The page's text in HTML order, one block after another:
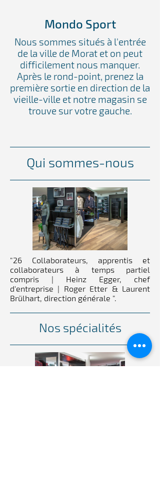
Mondo Sport
Nous sommes situés à l'entrée
de la ville de Morat et on peut
difficilement nous manquer.
Après le rond-point, prenez la
première sortie en direction de la
vieille-ville et notre magasin se
trouve sur votre gauche.
Qui sommes-nous
"26 Collaborateurs, apprentis et
collaborateurs à temps partiel
compris | Heinz Egger, chef
d'entreprise | Roger Etter & Laurent
Brülhart, direction générale ".
Nos spécialités